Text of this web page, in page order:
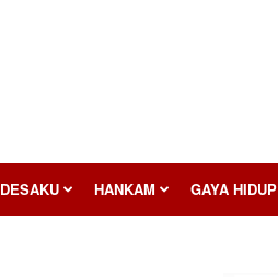
DESAKU HANKAM GAYA HIDUP